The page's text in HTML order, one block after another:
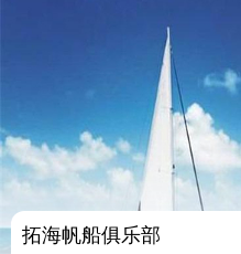
拓海帆船俱乐部